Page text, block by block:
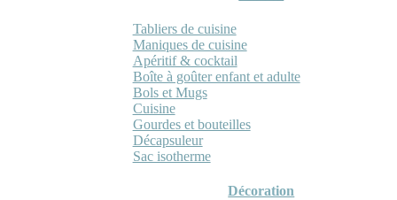
Tabliers de cuisine
Maniques de cuisine
Apéritif & cocktail
Boîte à goûter enfant et adulte
Bols et Mugs
Cuisine
Gourdes et bouteilles
Décapsuleur
Sac isotherme
Décoration